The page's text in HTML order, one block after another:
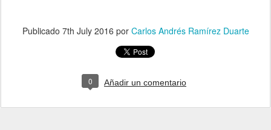
Publicado 7th July 2016 por Carlos Andrés Ramírez Duarte
0 Añadir un comentario